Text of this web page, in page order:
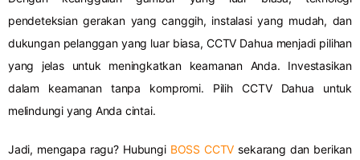
pendeteksian gerakan yang canggih, instalasi yang mudah, dan
dukungan pelanggan yang luar biasa, CCTV Dahua menjadi pilihan
yang jelas untuk meningkatkan keamanan Anda. Investasikan
dalam keamanan tanpa kompromi. Pilih CCTV Dahua untuk
melindungi yang Anda cintai.
Jadi, mengapa ragu? Hubungi BOSS CCTV sekarang dan berikan